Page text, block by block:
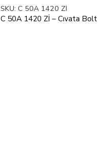
SKU: C 50A 1420 Zİ
C 50A 1420 Zİ – Cıvata Bolt